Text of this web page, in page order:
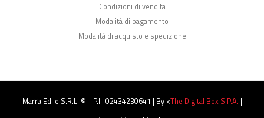
Condizioni di vendita
Modalità di pagamento
Modalità di acquisto e spedizione
Marra Edile S.r.l. © - P.I.: 02434230641 | By <The Digital Box S.p.a. |